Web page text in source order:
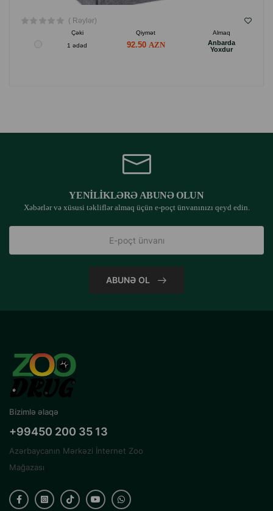
( Rəylər)
Çəki Qiymət
Almaq
1 ədəd
92.50
Anbarda
Yoxdur
YENILIKLƏRƏ ABUNƏ OLUN
Xəbərlər və xüsusi təkliflər almaq üçün e-poçt ünvanınızı qeyd edin.
ABUNƏ OL
Bizimlə əlaqə
+99450 200 35 13
Azərbaycanın Mərkəzi İnternet Zoo
Mağazası